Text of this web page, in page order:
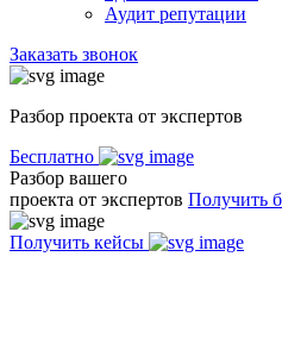
Аудит репутации
Заказать звонок
Разбор проекта от экспертов
Бесплатно
Разбор вашего
проекта от экспертов Получить
Получить кейсы